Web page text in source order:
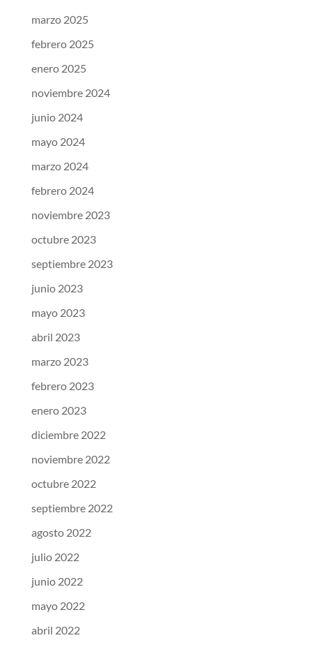
marzo 2025
febrero 2025
enero 2025
noviembre 2024
junio 2024
mayo 2024
marzo 2024
febrero 2024
noviembre 2023
octubre 2023
septiembre 2023
junio 2023
mayo 2023
abril 2023
marzo 2023
febrero 2023
enero 2023
diciembre 2022
noviembre 2022
octubre 2022
septiembre 2022
agosto 2022
julio 2022
junio 2022
mayo 2022
abril 2022